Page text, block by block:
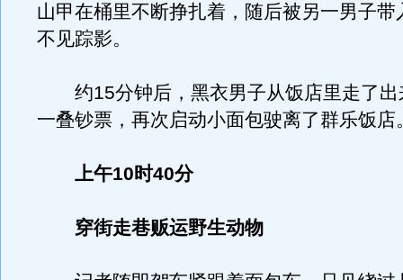
山甲在桶里不断挣扎着，随后被另一男子带
不见踪影。
约15分钟后，黑衣男子从饭店里走了出
一叠钞票，再次启动小面包驶离了群乐饭店
上午10时40分
穿街走巷贩运野生动物